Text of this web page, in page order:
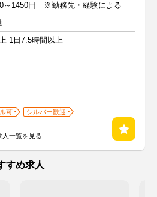
～1450円 ※勤務先・経験による
1日7.5時間以上
可
シルバー歓迎
人一覧を見る
すめ求人